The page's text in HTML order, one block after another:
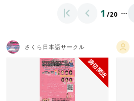
1 /20 …
さくら日本語サークル
締切間近